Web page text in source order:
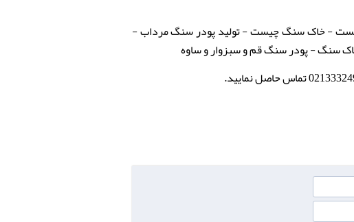
- خاک سنگ چیست - تولید پودر سنگ مرداب -
سنگ - پودر سنگ قم و سبزوار و ساوه